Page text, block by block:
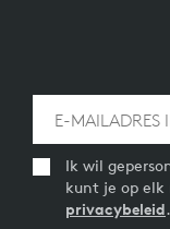
Ik wil
kunt je op elk
privacybeleid.